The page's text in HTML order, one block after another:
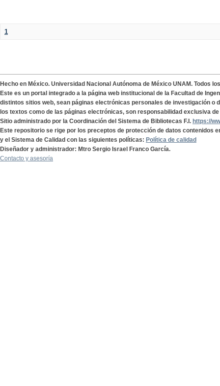
1
Hecho en México. Universidad Nacional Autónoma de México UNAM. Todos
Este es un portal integrado a la página web institucional de la Facultad de
distintos sitios web, sean páginas electrónicas personales de investigación o
los textos como de las páginas electrónicas, son responsabilidad exclusiva
Sitio administrado por la Coordinación del Sistema de Bibliotecas F.I. https://
Este repositorio se rige por los preceptos de protección de datos contenidos
y el Sistema de Calidad con las siguientes políticas: Política de calidad
Diseñador y administrador: Mtro Sergio Israel Franco García.
Contacto y asesoría